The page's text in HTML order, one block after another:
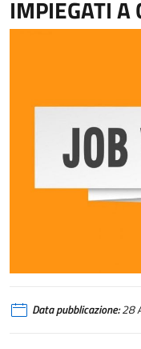
IMPIEGATI A
Data pubblicazione:28